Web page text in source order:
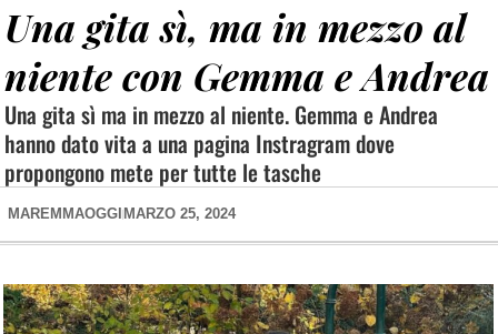
Una gita sì, ma in mezzo al
niente con Gemma e Andrea
Una gita sì ma in mezzo al niente. Gemma e Andrea
hanno dato vita a una pagina Instragram dove
propongono mete per tutte le tasche
MAREMMAOGGI MARZO 25, 2024